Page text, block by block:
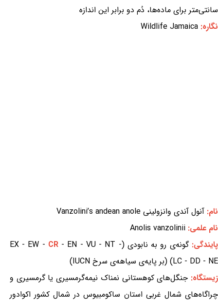
سانتی‌متر برای ماده‌ها، دُم دو برابر این اندازه
نگاره: Wildlife Jamaica
نام: آنول آندی وانزولینی Vanzolini’s andean anole
نام علمی: Anolis vanzolinii
پایندگی:گونه‌ی رو به نابودی (EX - EW - CR - EN - VU - NT -
LC - DD - NE) (بر پایه‌ی سیاهه‌ی سرخ IUCN)
زیستگاه: جنگل‌های کوهستانی نمناک نیمه‌گرمسیری یا گرمسیری و
چراگاه‌های شمال غربی استان ساکومبیوس در شمال کشور اکوادور